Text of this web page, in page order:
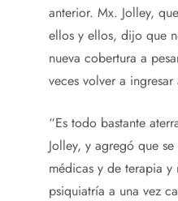
anterior. Mx. Jolley,
ellos y ellos, dijo que
nueva cobertura a
veces volver a
“Es todo bastante
Jolley, y agregó que
médicas y de terapia
psiquiatría a una vez